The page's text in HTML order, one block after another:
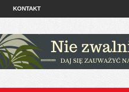
KONTAKT